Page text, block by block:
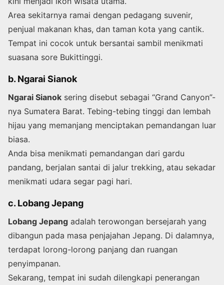
Area sekitarnya ramai dengan pedagang suvenir,
penjual makanan khas, dan taman kota yang cantik.
Tempat ini cocok untuk bersantai sambil menikmati
suasana sore Bukittinggi.
b. Ngarai Sianok
Ngarai Sianok sering disebut sebagai “Grand Canyon”-
nya Sumatera Barat. Tebing-tebing tinggi dan lembah
hijau yang memanjang menciptakan pemandangan luar
biasa.
Anda bisa menikmati pemandangan dari gardu
pandang, berjalan santai di jalur trekking, atau sekadar
menikmati udara segar pagi hari.
c. Lobang Jepang
Lobang Jepang adalah terowongan bersejarah yang
dibangun pada masa penjajahan Jepang. Di dalamnya,
terdapat lorong-lorong panjang dan ruangan
penyimpanan.
Sekarang, tempat ini sudah dilengkapi penerangan